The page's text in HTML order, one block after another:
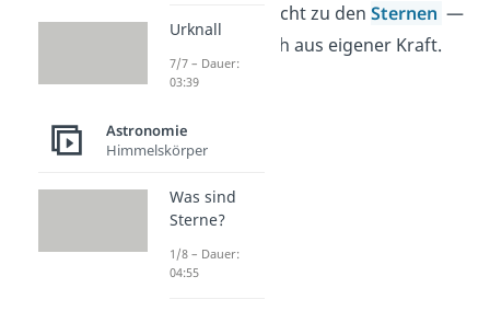
gehört die Venus nicht zu den Sternen —
die leuchten nämlich aus eigener Kraft.
Urknall
7/7 – Dauer:
03:39
Astronomie
Himmelskörper
Was sind
Sterne?
1/8 – Dauer:
04:55